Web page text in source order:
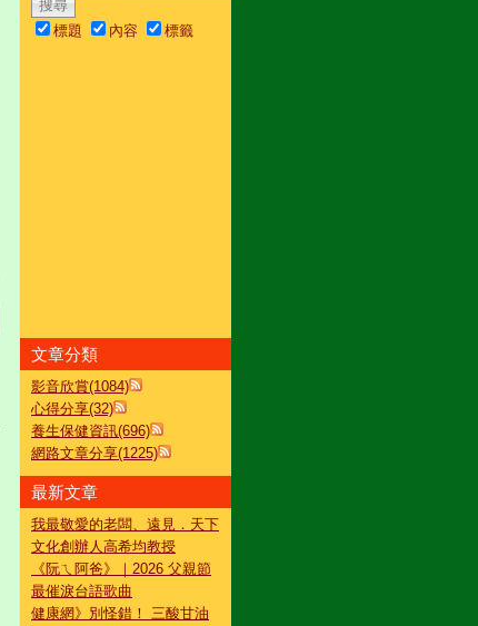
標題 內容 標籤
文章分類
影音欣賞(1084)
心得分享(32)
養生保健資訊(696)
網路文章分享(1225)
最新文章
我最敬愛的老闆、遠見．天下
文化創辦人高希均教授
《阮ㄟ阿爸》｜2026 父親節
最催淚台語歌曲
健康網》別怪錯！ 三酸甘油